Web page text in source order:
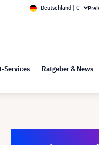
Kunst bei visunext
Deutschland | €
Services Ratgeber & News